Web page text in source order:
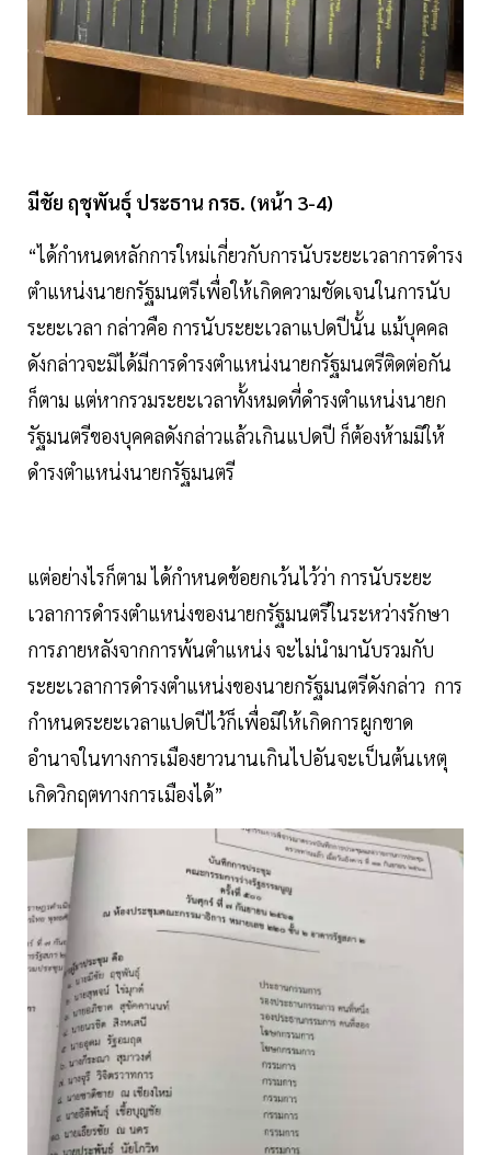
มีชัย ฤชุพันธุ์ ประธาน กรธ. (หน้า 3-4)
“ได้กำหนดหลักการใหม่เกี่ยวกับการนับระยะเวลาการดำรง
ตำแหน่งนายกรัฐมนตรีเพื่อให้เกิดความชัดเจนในการนับ
ระยะเวลา กล่าวคือ การนับระยะเวลาแปดปีนั้น แม้บุคคล
ดังกล่าวจะมิได้มีการดำรงตำแหน่งนายกรัฐมนตรีติดต่อกัน
ก็ตาม แต่หากรวมระยะเวลาทั้งหมดที่ดำรงตำแหน่งนายก
รัฐมนตรีของบุคคลดังกล่าวแล้วเกินแปดปี ก็ต้องห้ามมิให้
ดำรงตำแหน่งนายกรัฐมนตรี
แต่อย่างไรก็ตาม ได้กำหนดข้อยกเว้นไว้ว่า การนับระยะ
เวลาการดำรงตำแหน่งของนายกรัฐมนตรีในระหว่างรักษา
การภายหลังจากการพ้นตำแหน่ง จะไม่นำมานับรวมกับ
ระยะเวลาการดำรงตำแหน่งของนายกรัฐมนตรีดังกล่าว การ
กำหนดระยะเวลาแปดปีไว้ก็เพื่อมิให้เกิดการผูกขาด
อำนาจในทางการเมืองยาวนานเกินไปอันจะเป็นต้นเหตุ
เกิดวิกฤตทางการเมืองได้”